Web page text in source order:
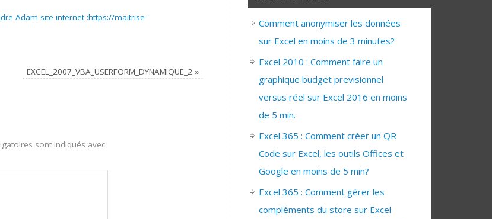
Adam site internet :https://maitrise-
EXCEL_2007_VBA_USERFORM_DYNAMIQUE_2 »
sont indiqués avec
Comment anonymiser les données
sur Excel en moins de 3 minutes?
Excel 2010 : Comment faire un
graphique budget previsionnel
versus réel sur Excel 2016 en moins
de 5 min.
Excel 365 : Comment créer un QR
Code sur Excel, les outils Offices et
Google en moins de 5 min?
Excel 365 : Comment gérer les
compléments du store sur Excel